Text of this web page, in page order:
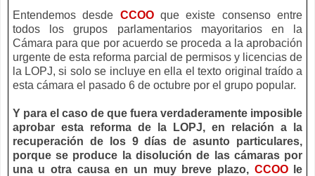
Entendemos desde CCOOque existe consenso entre
todos los grupos parlamentarios mayoritarios en la
Cámara para que por acuerdo se proceda a la aprobación
urgente de esta reforma parcial de permisos y licencias de
la LOPJ, si solo se incluye en ella el texto original traído a
esta cámara el pasado 6 de octubre por el grupo popular.
Y para el caso de que fuera verdaderamente imposible
aprobar esta reforma de la LOPJ, en relación a la
recuperación de los 9 días de asunto particulares,
porque se produce la disolución de las cámaras por
una u otra causa en un muy breve plazo, CCOOle